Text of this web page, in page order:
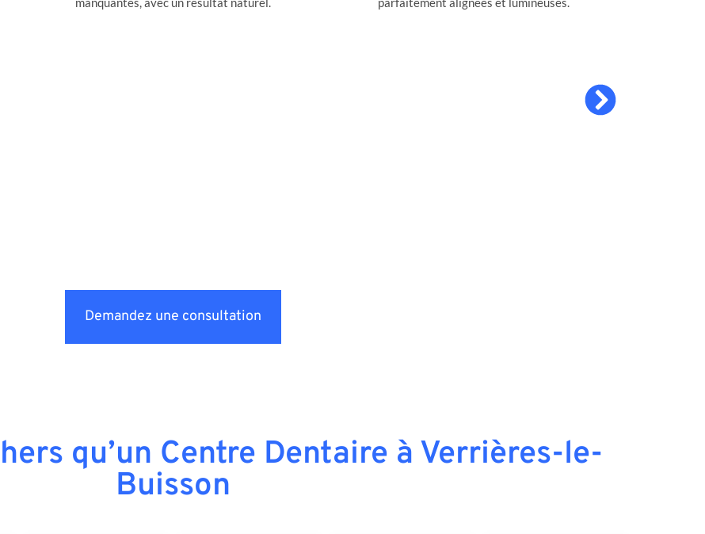
Demandez une consultation
qu’un Centre Dentaire à Verrières-le-
Buisson